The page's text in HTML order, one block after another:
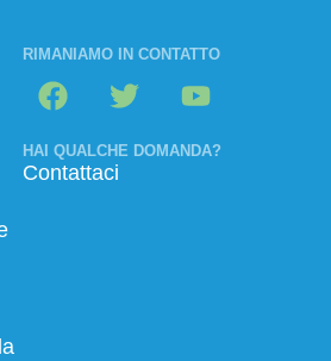
RIMANIAMO IN CONTATTO
HAI QUALCHE DOMANDA?
Contattaci